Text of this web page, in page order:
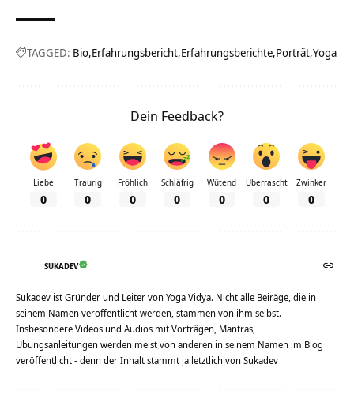
TAGGED: Bio Erfahrungsbericht Erfahrungsberichte Porträt Yoga
Dein Feedback?
Liebe
0
Traurig
0
Fröhlich
0
Schläfrig
0
Wütend
0
Überrascht
0
Zwinker
0
SUKADEV
Sukadev ist Gründer und Leiter von Yoga Vidya. Nicht alle Beiräge, die in
seinem Namen veröffentlicht werden, stammen von ihm selbst.
Insbesondere Videos und Audios mit Vorträgen, Mantras,
Übungsanleitungen werden meist von anderen in seinem Namen im Blog
veröffentlicht - denn der Inhalt stammt ja letztlich von Sukadev